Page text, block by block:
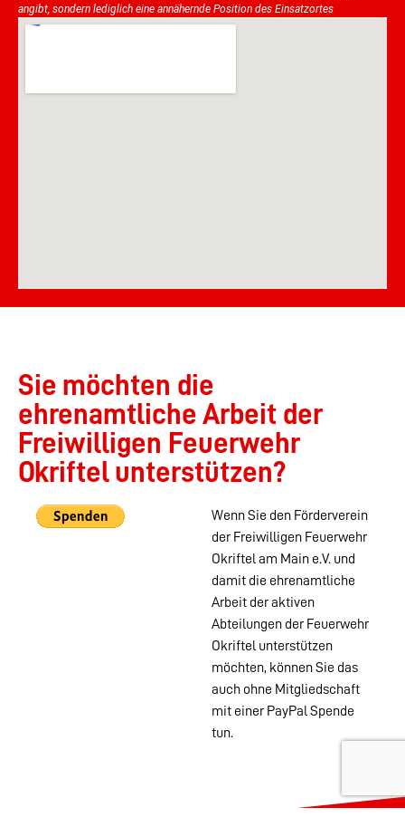
angibt, sondern lediglich eine annähernde Position des Einsatzortes
Sie möchten die
ehrenamtliche Arbeit der
Freiwilligen Feuerwehr
Okriftel unterstützen?
Wenn Sie den Förderverein
der Freiwilligen Feuerwehr
Okriftel am Main e.V. und
damit die ehrenamtliche
Arbeit der aktiven
Abteilungen der Feuerwehr
Okriftel unterstützen
möchten, können Sie das
auch ohne Mitgliedschaft
mit einer PayPal Spende
tun.